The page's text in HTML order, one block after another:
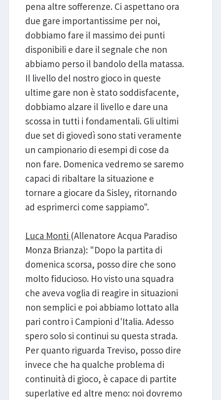
pena altre sofferenze. Ci aspettano ora
due gare importantissime per noi,
dobbiamo fare il massimo dei punti
disponibili e dare il segnale che non
abbiamo perso il bandolo della matassa.
Il livello del nostro gioco in queste
ultime gare non è stato soddisfacente,
dobbiamo alzare il livello e dare una
scossa in tutti i fondamentali. Gli ultimi
due set di giovedì sono stati veramente
un campionario di esempi di cose da
non fare. Domenica vedremo se saremo
capaci di ribaltare la situazione e
tornare a giocare da Sisley, ritornando
ad esprimerci come sappiamo".
Luca Monti (Allenatore Acqua Paradiso
Monza Brianza): "Dopo la partita di
domenica scorsa, posso dire che sono
molto fiducioso. Ho visto una squadra
che aveva voglia di reagire in situazioni
non semplici e poi abbiamo lottato alla
pari contro i Campioni d'Italia. Adesso
spero solo si continui su questa strada.
Per quanto riguarda Treviso, posso dire
invece che ha qualche problema di
continuità di gioco, è capace di partite
superlative ed altre meno: noi dovremo